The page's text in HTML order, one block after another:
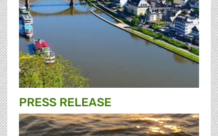
PRESS RELEASE